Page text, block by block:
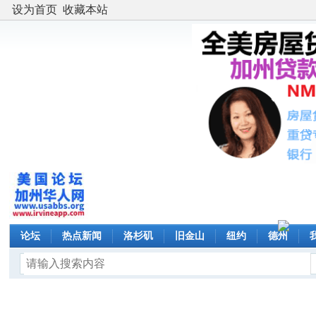
设为首页 收藏本站
论坛 热点新闻 洛杉矶 旧金山 纽约 德州